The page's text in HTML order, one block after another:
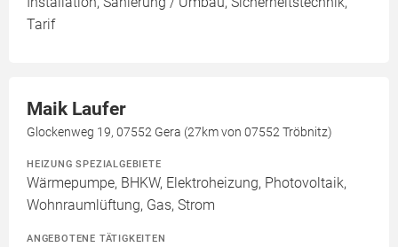
Tarif
Maik Laufer
Glockenweg 19, 07552 Gera (27km von 07552 Tröbnitz)
HEIZUNG SPEZIALGEBIETE
Wärmepumpe, BHKW, Elektroheizung, Photovoltaik,
Wohnraumlüftung, Gas, Strom
ANGEBOTENE TÄTIGKEITEN